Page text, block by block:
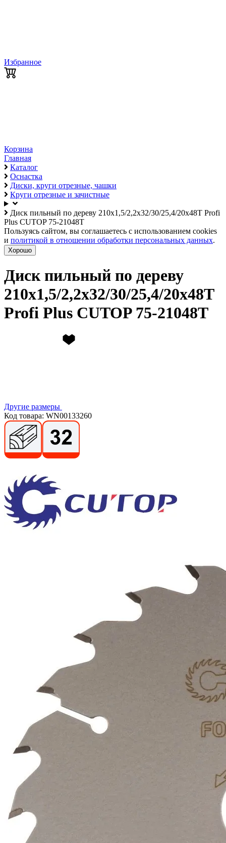
Избранное
Корзина
Главная
Каталог
Оснастка
Диски, круги отрезные, чашки
Круги отрезные и зачистные
Диск пильный по дереву 210х1,5/2,2х32/30/25,4/20х48Т Profi
Plus CUTOP 75-21048Т
Пользуясь сайтом, вы соглашаетесь с использованием cookies
и политикой в отношении обработки персональных данных.
Хорошо
Диск пильный по дереву
210х1,5/2,2х32/30/25,4/20х48Т
Profi Plus CUTOP 75-21048Т
Другие размеры
Код товара: WN00133260